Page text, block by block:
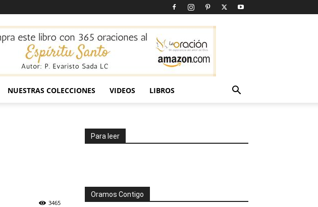
NUESTRAS COLECCIONES VIDEOS LIBROS
3465
Para leer
Oramos Contigo